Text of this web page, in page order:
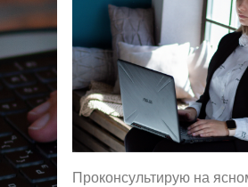
Проконсультирую на